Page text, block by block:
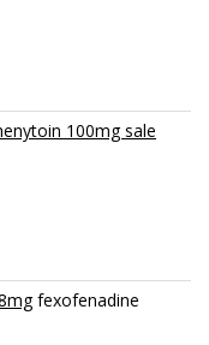
100mg sale
fexofenadine